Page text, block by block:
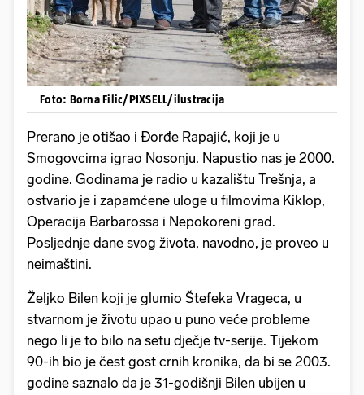
Foto: Borna Filic/PIXSELL/ilustracija
Prerano je otišao i Đorđe Rapajić, koji je u
Smogovcima igrao Nosonju. Napustio nas je 2000.
godine. Godinama je radio u kazalištu Trešnja, a
ostvario je i zapamćene uloge u filmovima Kiklop,
Operacija Barbarossa i Nepokoreni grad.
Posljednje dane svog života, navodno, je proveo u
neimaštini.
Željko Bilen koji je glumio Štefeka Vrageca, u
stvarnom je životu upao u puno veće probleme
nego li je to bilo na setu dječje tv-serije. Tijekom
90-ih bio je čest gost crnih kronika, da bi se 2003.
godine saznalo da je 31-godišnji Bilen ubijen u